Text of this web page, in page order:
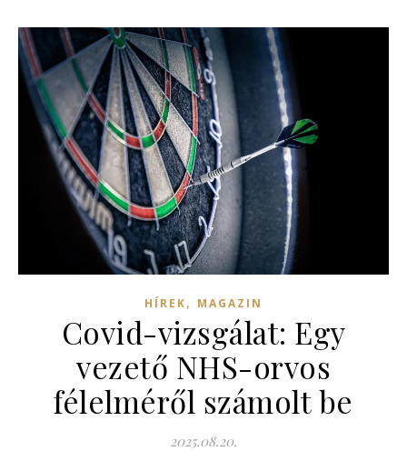
HÍREK, MAGAZIN
Covid-vizsgálat: Egy
vezető NHS-orvos
félelméről számolt be
2025.08.20.